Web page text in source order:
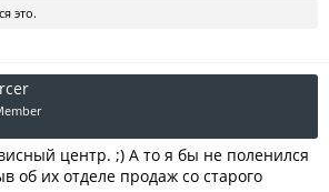
это.
центр. ;) А то я бы не поленился
об их отделе продаж со старого